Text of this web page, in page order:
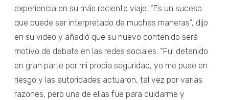
experiencia en su más reciente viaje. “Es un suceso
que puede ser interpretado de muchas maneras”, dijo
en su video y añadió que su nuevo contenido será
motivo de debate en las redes sociales. “Fui detenido
en gran parte por mi propia seguridad, yo me puse en
riesgo y las autoridades actuaron, tal vez por varias
razones, pero una de ellas fue para cuidarme y